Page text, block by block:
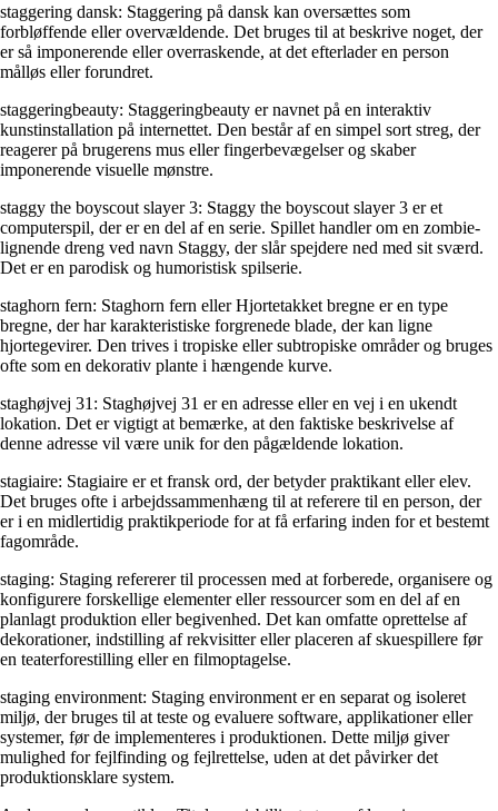
staggering dansk: Staggering på dansk kan oversættes som
forbløffende eller overvældende. Det bruges til at beskrive noget, der
er så imponerende eller overraskende, at det efterlader en person
målløs eller forundret.
staggeringbeauty: Staggeringbeauty er navnet på en interaktiv
kunstinstallation på internettet. Den består af en simpel sort streg, der
reagerer på brugerens mus eller fingerbevægelser og skaber
imponerende visuelle mønstre.
staggy the boyscout slayer 3: Staggy the boyscout slayer 3 er et
computerspil, der er en del af en serie. Spillet handler om en zombie-
lignende dreng ved navn Staggy, der slår spejdere ned med sit sværd.
Det er en parodisk og humoristisk spilserie.
staghorn fern: Staghorn fern eller Hjortetakket bregne er en type
bregne, der har karakteristiske forgrenede blade, der kan ligne
hjortegevirer. Den trives i tropiske eller subtropiske områder og bruges
ofte som en dekorativ plante i hængende kurve.
staghøjvej 31: Staghøjvej 31 er en adresse eller en vej i en ukendt
lokation. Det er vigtigt at bemærke, at den faktiske beskrivelse af
denne adresse vil være unik for den pågældende lokation.
stagiaire: Stagiaire er et fransk ord, der betyder praktikant eller elev.
Det bruges ofte i arbejdssammenhæng til at referere til en person, der
er i en midlertidig praktikperiode for at få erfaring inden for et bestemt
fagområde.
staging: Staging refererer til processen med at forberede, organisere og
konfigurere forskellige elementer eller ressourcer som en del af en
planlagt produktion eller begivenhed. Det kan omfatte oprettelse af
dekorationer, indstilling af rekvisitter eller placeren af skuespillere før
en teaterforestilling eller en filmoptagelse.
staging environment: Staging environment er en separat og isoleret
miljø, der bruges til at teste og evaluere software, applikationer eller
systemer, før de implementeres i produktionen. Dette miljø giver
mulighed for fejlfinding og fejlrettelse, uden at det påvirker det
produktionsklare system.